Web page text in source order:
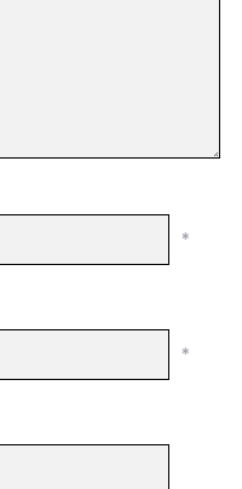
*
*